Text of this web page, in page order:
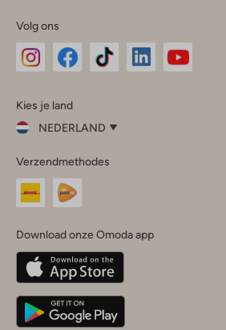
Volg ons
InstagramFacebook
Kies je land
NEDERLAND
je
land
Nederland
Belgique(Français)
Deutschland
Verzendmethodes
Download onze Omoda app